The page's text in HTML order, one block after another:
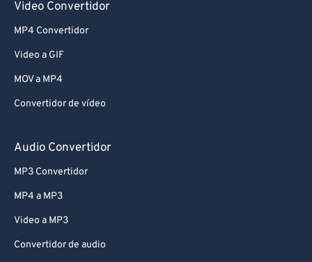
Video Convertidor
MP4 Convertidor
Video a GIF
MOV a MP4
Convertidor de vídeo
Audio Convertidor
MP3 Convertidor
MP4 a MP3
Video a MP3
Convertidor de audio